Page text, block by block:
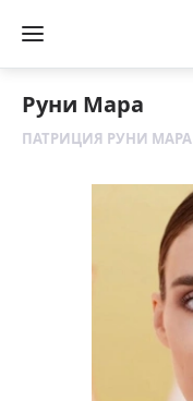
Руни Мара
ПАТРИЦИЯ РУНИ МАРА